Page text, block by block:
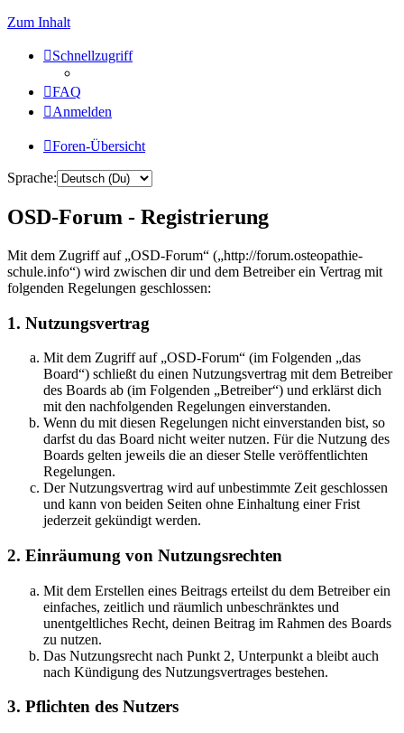
Zum Inhalt
Schnellzugriff
FAQ
Anmelden
Foren-Übersicht
Sprache:
OSD-Forum - Registrierung
Mit dem Zugriff auf „OSD-Forum“ („http://forum.osteopathie-
schule.info“) wird zwischen dir und dem Betreiber ein Vertrag mit
folgenden Regelungen geschlossen:
1. Nutzungsvertrag
Mit dem Zugriff auf „OSD-Forum“ (im Folgenden „das
Board“) schließt du einen Nutzungsvertrag mit dem Betreiber
des Boards ab (im Folgenden „Betreiber“) und erklärst dich
mit den nachfolgenden Regelungen einverstanden.
Wenn du mit diesen Regelungen nicht einverstanden bist, so
darfst du das Board nicht weiter nutzen. Für die Nutzung des
Boards gelten jeweils die an dieser Stelle veröffentlichten
Regelungen.
Der Nutzungsvertrag wird auf unbestimmte Zeit geschlossen
und kann von beiden Seiten ohne Einhaltung einer Frist
jederzeit gekündigt werden.
2. Einräumung von Nutzungsrechten
Mit dem Erstellen eines Beitrags erteilst du dem Betreiber ein
einfaches, zeitlich und räumlich unbeschränktes und
unentgeltliches Recht, deinen Beitrag im Rahmen des Boards
zu nutzen.
Das Nutzungsrecht nach Punkt 2, Unterpunkt a bleibt auch
nach Kündigung des Nutzungsvertrages bestehen.
3. Pflichten des Nutzers